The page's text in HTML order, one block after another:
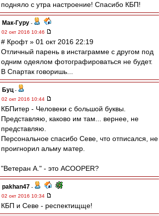
подняло с утра настроение! Спасибо КБП!
Мак-Гуру -
02 окт 2016 10:46
# Крофт » 01 окт 2016 22:19
Отличный парень в инстаграмме с другом под
одним одеялом фотографироваться не будет.
В Спартак говоришь...
Буц -
02 окт 2016 10:44
КБПитер - Человеки с большой буквы.
Представляю, каково им там... вернее, не
представляю.
Персональное спасибо Севе, что отписался, не
проигнорил альму матер.
"Ветеран А." - это ACOOPER?
pakhan47 -
02 окт 2016 10:34
КБП и Севе - респектищще!